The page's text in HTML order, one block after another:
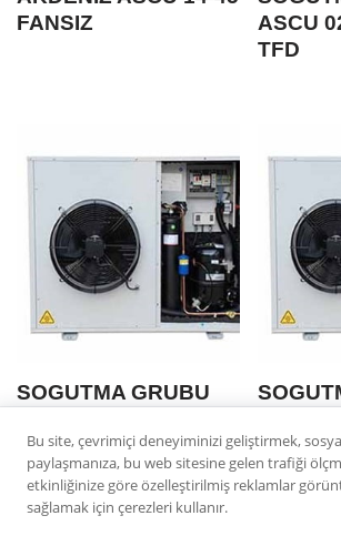
FANSIZ
ASCU
TFD
SOGUTMA GRUBU
PFJ
Bu site, çevrimiçi deneyiminizi geliştirmek,
paylaşmanıza, bu web sitesine gelen trafiği
etkinliğinize göre özelleştirilmiş reklamlar
sağlamak için çerezleri kullanır.